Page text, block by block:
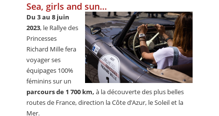
Sea, girls and sun…
Du 3 au 8 juin
2023, le Rallye des
Princesses
Richard Mille fera
voyager ses
équipages 100%
féminins sur un
parcours de 1 700 km, à la découverte des plus belles
routes de France, direction la Côte d’Azur, le Soleil et la
Mer.